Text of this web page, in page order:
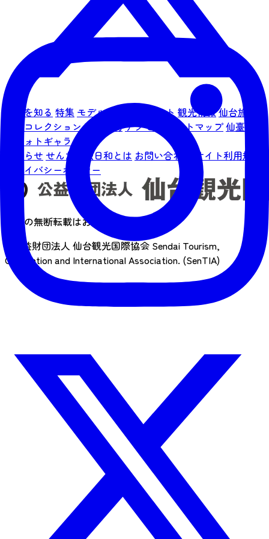
仙台を知る 特集 モデルコース イベント観光情報仙台旅先
体験コレクション宿泊予約アクセス サイトマップ仙臺写真
館フォトギャラリー
お知らせ せんだい旅日和とは お問い合わせ
サイト利用規約
プライバシーポリシー
画像の無断転載はおやめください
©公益財団法人 仙台観光国際協会 Sendai Tourism,
Convention and International Association. (SenTIA)